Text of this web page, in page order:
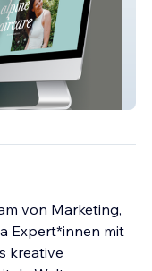
von Marketing,
Expert*innen mit
kreative